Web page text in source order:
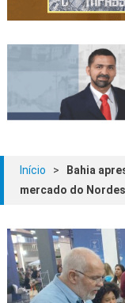
Início >
Bahia
mercado do